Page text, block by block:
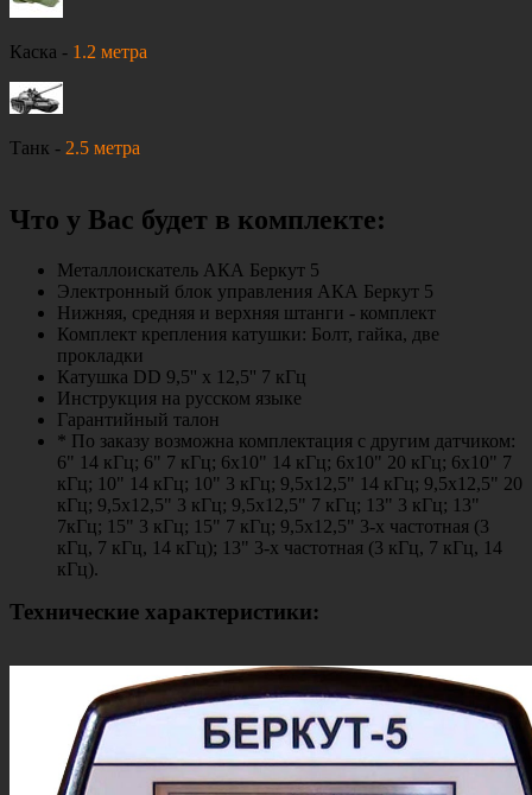
Каска - 1.2 метра
Танк - 2.5 метра
Что у Вас будет в комплекте:
Металлоискатель АКА Беркут 5
Электронный блок управления АКА Беркут 5
Нижняя, средняя и верхняя штанги - комплект
Комплект крепления катушки: Болт, гайка, две
прокладки
Катушка DD 9,5'' х 12,5'' 7 кГц
Инструкция на русском языке
Гарантийный талон
* По заказу возможна комплектация с другим датчиком:
6" 14 кГц; 6" 7 кГц; 6х10" 14 кГц; 6х10" 20 кГц; 6х10" 7
кГц; 10" 14 кГц; 10" 3 кГц; 9,5х12,5" 14 кГц; 9,5х12,5" 20
кГц; 9,5х12,5" 3 кГц; 9,5х12,5" 7 кГц; 13" 3 кГц; 13"
7кГц; 15" 3 кГц; 15" 7 кГц; 9,5x12,5" 3-х частотная (3
кГц, 7 кГц, 14 кГц); 13" 3-х частотная (3 кГц, 7 кГц, 14
кГц).
Технические характеристики: